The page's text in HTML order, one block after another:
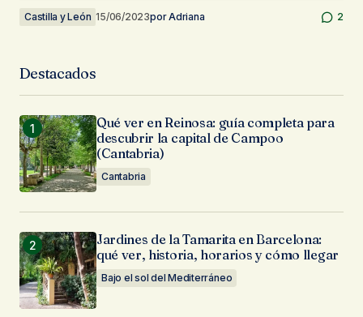
Castilla y León 15/06/2023porAdriana 2
Destacados
Qué ver en Reinosa: guía completa para
descubrir la capital de Campoo
(Cantabria)
Cantabria
Jardines de la Tamarita en Barcelona:
qué ver, historia, horarios y cómo llegar
Bajo el sol del Mediterráneo